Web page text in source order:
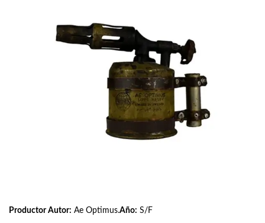
Productor Autor: Ae Optimus.Año: S/F